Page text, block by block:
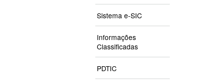
Sistema e-SIC
Informações
Classificadas
PDTIC